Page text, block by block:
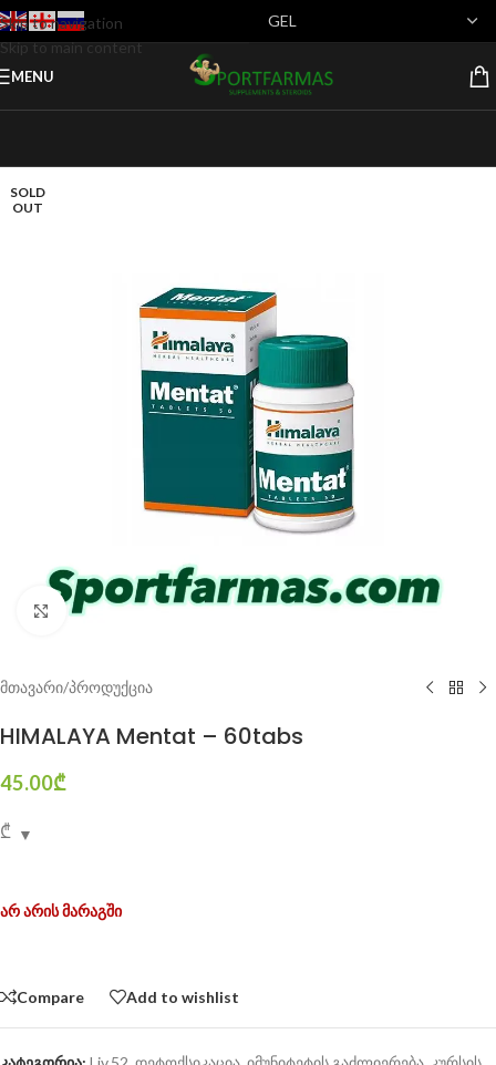
Skip to navigation
Skip to main content
MENU
SOLD
OUT
Click to enlarge
მთავარი/პროდუქცია
HIMALAYA Mentat – 60tabs
45.00₾
₾
არ არის მარაგში
Compare Add to wishlist